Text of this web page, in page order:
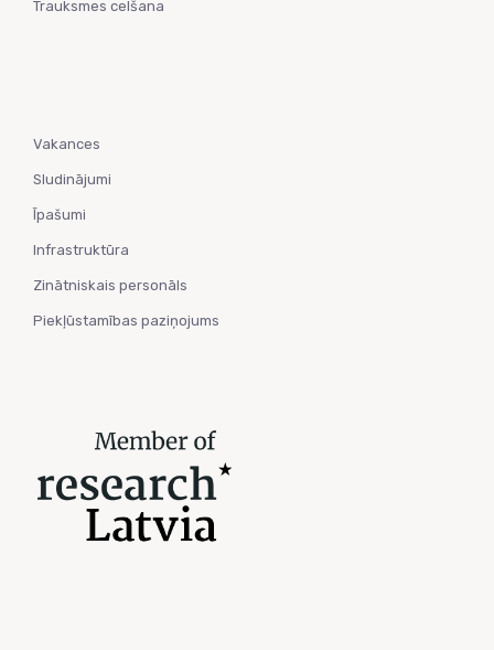
Trauksmes celšana
Vakances
Sludinājumi
Īpašumi
Infrastruktūra
Zinātniskais personāls
Piekļūstamības paziņojums